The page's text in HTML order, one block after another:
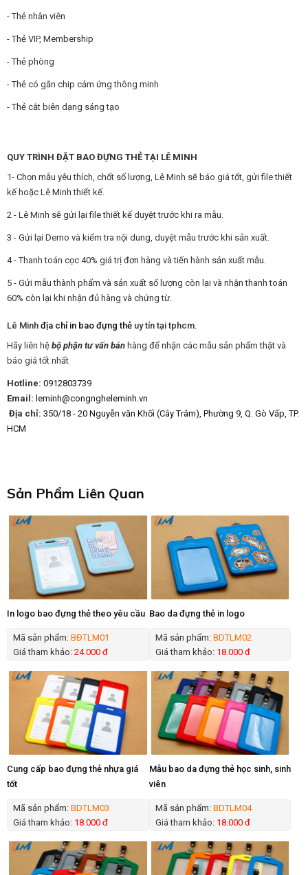
- Thẻ nhân viên
- Thẻ VIP, Membership
- Thẻ phòng
- Thẻ có gắn chip cảm ứng thông minh
- Thẻ cắt biên dạng sáng tạo
QUY TRÌNH ĐẶT BAO ĐỰNG THẺ TẠI LÊ MINH
1- Chọn mẫu yêu thích, chốt số lượng, Lê Minh sẽ báo giá tốt, gửi file thiết
kế hoặc Lê Minh thiết kế.
2 - Lê Minh sẽ gửi lại file thiết kế duyệt trước khi ra mẫu.
3 - Gửi lại Demo và kiểm tra nội dung, duyệt mẫu trước khi sản xuất.
4 - Thanh toán cọc 40% giá trị đơn hàng và tiến hành sản xuất mẫu.
5 - Gửi mẫu thành phẩm và sản xuất số lượng còn lại và nhận thanh toán
60% còn lại khi nhận đủ hàng và chứng từ.
Lê Minh địa chỉ in bao đựng thẻ uy tín tại tphcm.
Hãy liên hệ bộ phận tư vấn bán hàng để nhận các mẫu sản phẩm thật và
báo giá tốt nhất
Hotline: 0912803739
Email: leminh@congngheleminh.vn
Địa chỉ: 350/18 - 20 Nguyễn văn Khối (Cây Trâm), Phường 9, Q. Gò Vấp, TP.
HCM
Sản Phẩm Liên Quan
In logo bao đựng thẻ theo yêu cầu
Mã sản phẩm: BĐTLM01
Giá tham khảo: 24.000 đ
Bao da đựng thẻ in logo
Mã sản phẩm: BDTLM02
Giá tham khảo: 18.000 đ
Cung cấp bao đựng thẻ nhựa giá
tốt
Mã sản phẩm: BDTLM03
Giá tham khảo: 18.000 đ
Mẫu bao da đựng thẻ học sinh, sinh
viên
Mã sản phẩm: BDTLM04
Giá tham khảo: 18.000 đ